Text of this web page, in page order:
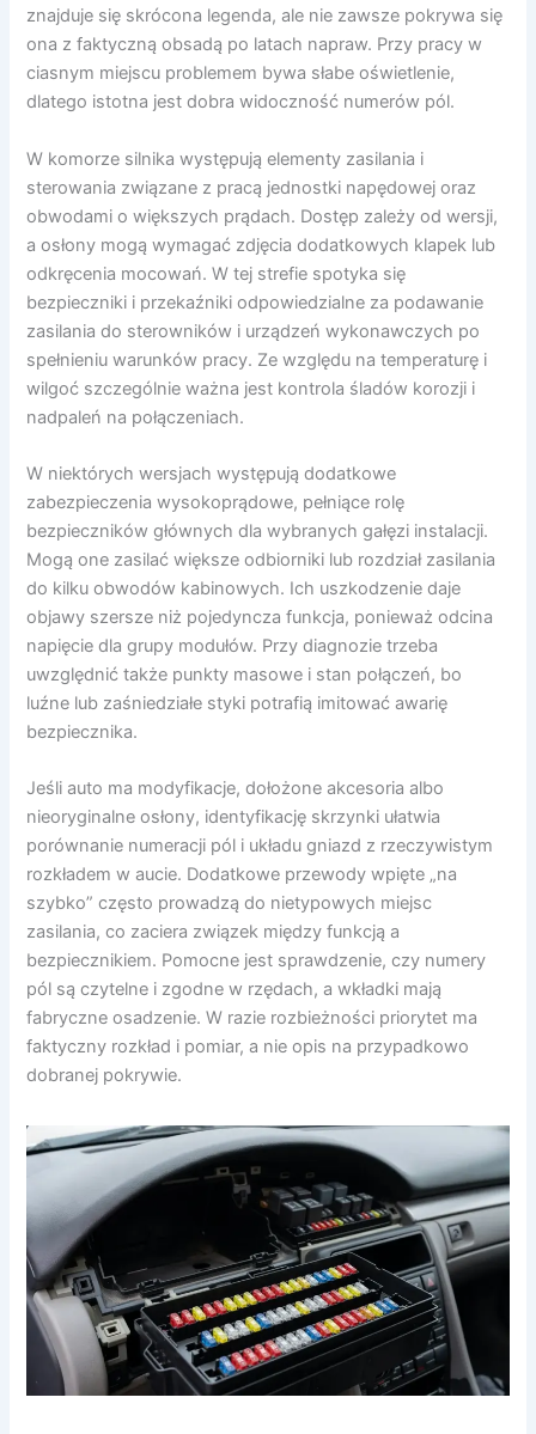
znajduje się skrócona legenda, ale nie zawsze pokrywa się
ona z faktyczną obsadą po latach napraw. Przy pracy w
ciasnym miejscu problemem bywa słabe oświetlenie,
dlatego istotna jest dobra widoczność numerów pól.
W komorze silnika występują elementy zasilania i
sterowania związane z pracą jednostki napędowej oraz
obwodami o większych prądach. Dostęp zależy od wersji,
a osłony mogą wymagać zdjęcia dodatkowych klapek lub
odkręcenia mocowań. W tej strefie spotyka się
bezpieczniki i przekaźniki odpowiedzialne za podawanie
zasilania do sterowników i urządzeń wykonawczych po
spełnieniu warunków pracy. Ze względu na temperaturę i
wilgoć szczególnie ważna jest kontrola śladów korozji i
nadpaleń na połączeniach.
W niektórych wersjach występują dodatkowe
zabezpieczenia wysokoprądowe, pełniące rolę
bezpieczników głównych dla wybranych gałęzi instalacji.
Mogą one zasilać większe odbiorniki lub rozdział zasilania
do kilku obwodów kabinowych. Ich uszkodzenie daje
objawy szersze niż pojedyncza funkcja, ponieważ odcina
napięcie dla grupy modułów. Przy diagnozie trzeba
uwzględnić także punkty masowe i stan połączeń, bo
luźne lub zaśniedziałe styki potrafią imitować awarię
bezpiecznika.
Jeśli auto ma modyfikacje, dołożone akcesoria albo
nieoryginalne osłony, identyfikację skrzynki ułatwia
porównanie numeracji pól i układu gniazd z rzeczywistym
rozkładem w aucie. Dodatkowe przewody wpięte „na
szybko” często prowadzą do nietypowych miejsc
zasilania, co zaciera związek między funkcją a
bezpiecznikiem. Pomocne jest sprawdzenie, czy numery
pól są czytelne i zgodne w rzędach, a wkładki mają
fabryczne osadzenie. W razie rozbieżności priorytet ma
faktyczny rozkład i pomiar, a nie opis na przypadkowo
dobranej pokrywie.